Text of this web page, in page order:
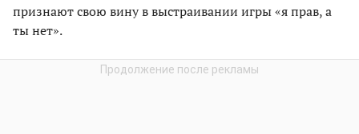
признают свою вину в выстраивании игры «я прав, а
ты нет».